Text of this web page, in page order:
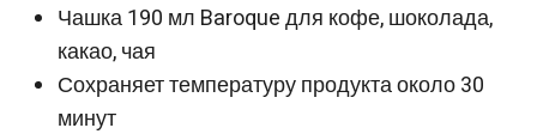
Чашка 190 мл Baroque для кофе, шоколада,
какао, чая
Сохраняет температуру продукта около 30
минут